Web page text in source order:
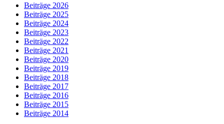
Beiträge 2026
Beiträge 2025
Beiträge 2024
Beiträge 2023
Beiträge 2022
Beiträge 2021
Beiträge 2020
Beiträge 2019
Beiträge 2018
Beiträge 2017
Beiträge 2016
Beiträge 2015
Beiträge 2014